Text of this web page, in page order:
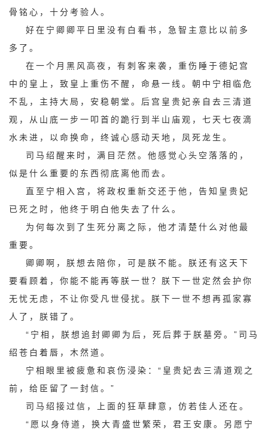
骨铭心，十分考验人。
好在宁卿卿平日里没有白看书，急智主意比以前多
多了。
在一个月黑风高夜，有刺客来袭，重伤睡于德妃宫
中的皇上，致皇上重伤不醒，命悬一线。朝中宁相临危
不乱，主持大局，安稳朝堂。后宫皇贵妃亲自去三清道
观，从山底一步一叩首的跪行到半山庙观，七天七夜滴
水未进，以命换命，终诚心感动天地，凤死龙生。
司马绍醒来时，满目茫然。他感觉心头空落落的，
似是什么重要的东西彻底离他而去。
直至宁相入宫，将政权重新交还于他，告知皇贵妃
已死之时，他终于明白他失去了什么。
为何每次到了生死分离之际，他才清楚什么对他最
重要。
卿卿啊，朕想去陪你，可是朕不能。朕还有这天下
要看顾着，你能不能再等朕一世？朕下一世定然会护你
无忧无虑，不让你受凡世侵扰。朕下一世不想再孤家寡
人了，朕错了。
“宁相，朕想追封卿卿为后，死后葬于朕墓旁。”司马
绍苍白着唇，木然道。
宁相眼里被疲惫和哀伤浸染：“皇贵妃去三清道观之
前，给臣留了一封信。”
司马绍接过信，上面的狂草肆意，仿若佳人还在。
“愿以身侍道，换大青盛世繁荣，君王安康。另愿宁